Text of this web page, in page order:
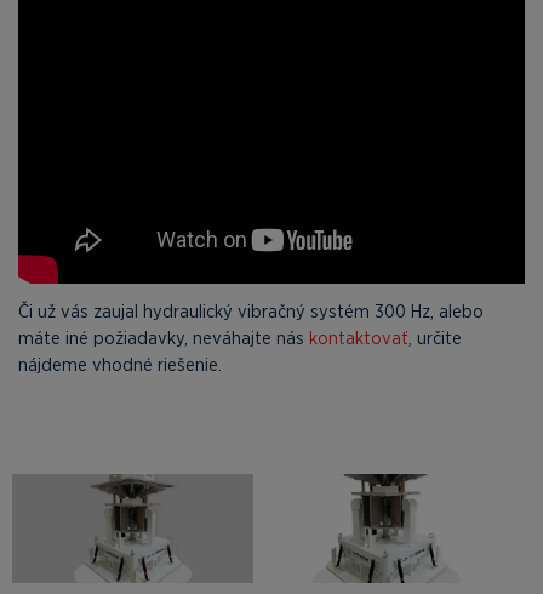
Či už vás zaujal hydraulický vibračný systém 300 Hz, alebo
máte iné požiadavky, neváhajte nás kontaktovať , určite
nájdeme vhodné riešenie.